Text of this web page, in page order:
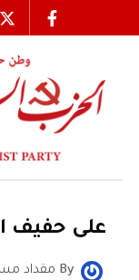
على حفيف
By مقداد